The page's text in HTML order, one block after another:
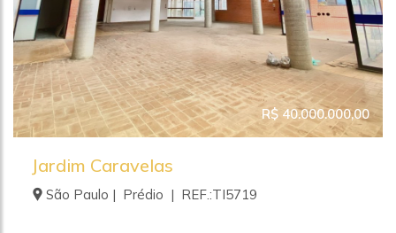
R$ 40.000.000,00
Jardim Caravelas
São Paulo | Prédio | REF.:TI5719